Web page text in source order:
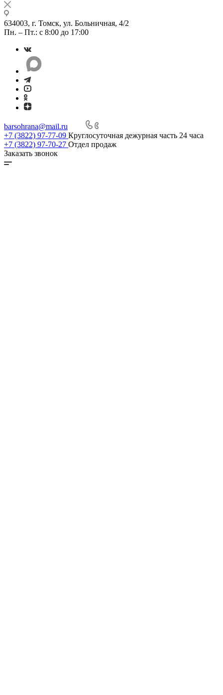
634003, г. Томск, ул. Больничная, 4/2
Пн. – Пт.: с 8:00 до 17:00
barsohrana@mail.ru
+7 (3822) 97-77-09 Круглосуточная дежурная часть 24 часа
+7 (3822) 97-70-27 Отдел продаж
Заказать звонок